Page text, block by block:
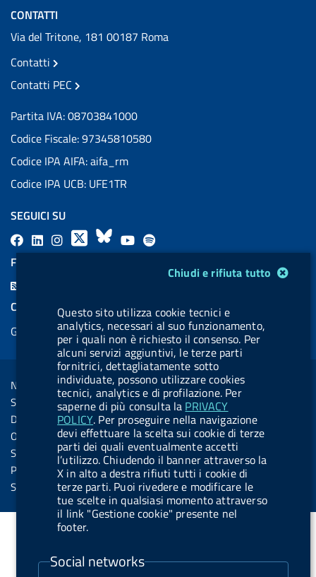
Chiudi e rifiuta tutto
Questo sito utilizza cookie tecnici e
analytics, necessari al suo funzionamento,
per i quali non è richiesto il consenso. Per
alcuni servizi aggiuntivi, le terze parti
fornitrici, dettagliatamente sotto
individuate, possono utilizzare cookies
tecnici, analytics e di profilazione. Per
saperne di più consulta la PRIVACY
POLICY. Per proseguire nella navigazione
devi effettuare la scelta sui cookie di terze
parti dei quali eventualmente accetti
l’utilizzo. Chiudendo il banner attraverso la
X in alto a destra rifiuti tutti i cookie di
terze parti. Puoi rivedere e modificare le
tue scelte in qualsiasi momento attraverso
il link "Gestione cookie" presente nel
footer.
Social networks
CONTATTI
Via del Tritone, 181 00187 Roma
Contatti
Contatti PEC
Partita IVA: 08703841000
Codice Fiscale: 97345810580
Codice IPA AIFA: aifa_rm
Codice IPA UCB: UFE1TR
SEGUICI SU
F
a
L
i
a
l
.
b
u
t
t
o
n
.
i
n
s
a
X
B
l
s
k
y
Y
o
u
b
e
l
a
l
.
b
u
t
t
o
n
.
s
p
o
i
FEED RSS
COOKIES
Gestione cookie
Sezione Link Utili
Note legali
Social Media Policy
Dichiarazione di accessibilità
Obiettivi di accessibilità
Statistiche sito
Privacy
Servizi Online